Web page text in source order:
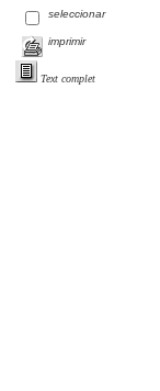
seleccionar
imprimir
Text complet